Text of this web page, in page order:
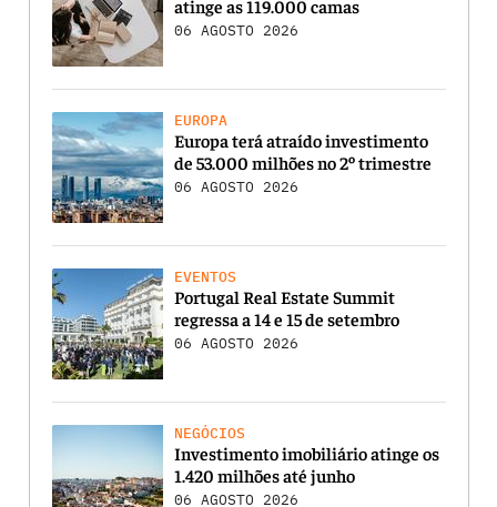
atinge as 119.000 camas
06 AGOSTO 2026
EUROPA
Europa terá atraído investimento
de 53.000 milhões no 2º trimestre
06 AGOSTO 2026
EVENTOS
Portugal Real Estate Summit
regressa a 14 e 15 de setembro
06 AGOSTO 2026
NEGÓCIOS
Investimento imobiliário atinge os
1.420 milhões até junho
06 AGOSTO 2026